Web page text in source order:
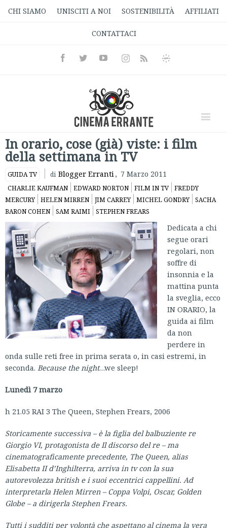
CHI SIAMO UNISCITI A NOI SOSTENIBILITÀ AFFILIATI
CONTATTACI
FacebookTwitterYoutubeInstagramRss
Informativa
In orario, cose (già) viste: i film
della settimana in TV
GUIDA TV di Blogger Erranti, 7 Marzo 2011
CHARLIE KAUFMAN EDWARD NORTON FILM IN TV
FREDDY
MERCURY
HELEN MIRREN JIM CARREY MICHEL GONDRY
SACHA
BARON COHEN
SAM RAIMI STEPHEN FREARS
Dedicata a chi
segue orari
regolari, non
soffre di
insonnia e la
mattina punta
la sveglia, ecco
IN ORARIO, la
guida ai film
da non
perdere in
onda sulle reti free in prima serata o, in casi estremi, in
seconda. Because the night…we sleep!
Lunedì 7 marzo
h 21.05 RAI 3 The Queen, Stephen Frears, 2006
Storicamente successiva – è la figlia del balbuziente re
Giorgio VI, protagonista de Il discorso del re – ma
cinematograficamente precedente, The Queen, alias
Elisabetta II d’Inghilterra, arriva in tv con la sua
autorevolezza british e i suoi eccentrici cappellini. Ad
interpretarla Helen Mirren – Coppa Volpi, Oscar, Golden
Globe – a dirigerla Stephen Frears.
Tutti i sudditi per volontà che aspettano al cinema la vera